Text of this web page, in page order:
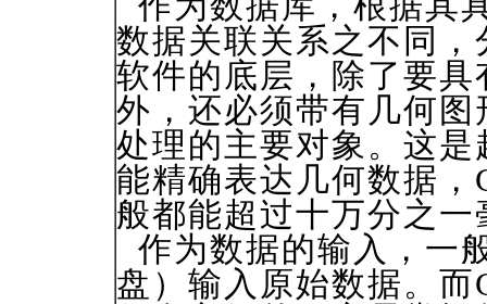
数据关联关系之不同
软件的底层，除了要
外，还必须带有几何
处理的主要对象。这
能精确表达几何数据
般都能超过十万分之一
作为数据的输入，一
盘）输入原始数据。